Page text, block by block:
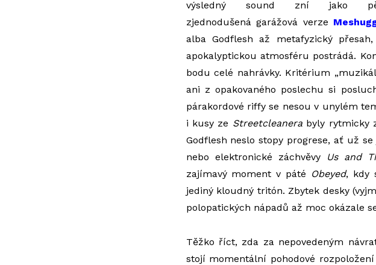
výsledný sound zní jako
zjednodušená garážová verze
alba Godflesh až metafyzický přesah,
apokalyptickou atmosféru postrádá.
bodu celé nahrávky. Kritérium
ani z opakovaného poslechu si
párakordové riffy se nesou v unylém
i kusy ze Streetcleanerabyly rytmicky
Godflesh neslo stopy progrese, ať už
nebo elektronické záchvěvy
Us and
zajímavý moment v páté Obeyed, kdy
jediný kloudný tritón. Zbytek desky
polopatických nápadů až moc okázale
Těžko říct, zda za nepovedeným
stojí momentální pohodové